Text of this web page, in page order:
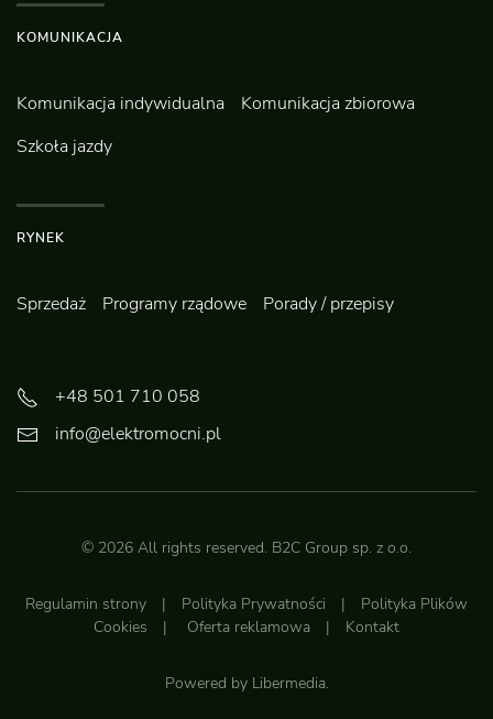
KOMUNIKACJA
Komunikacja indywidualna
Komunikacja zbiorowa
Szkoła jazdy
RYNEK
Sprzedaż Programy rządowe Porady / przepisy
+48 501 710 058
info@elektromocni.pl
© 2026 All rights reserved. B2C Group sp. z o.o.
Regulamin strony | Polityka Prywatności | Polityka Plików
Cookies | Oferta reklamowa | Kontakt
Powered by Libermedia.